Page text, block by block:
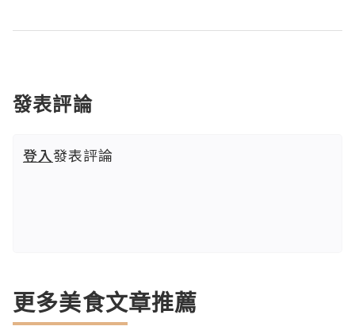
發表評論
登入發表評論
更多美食文章推薦